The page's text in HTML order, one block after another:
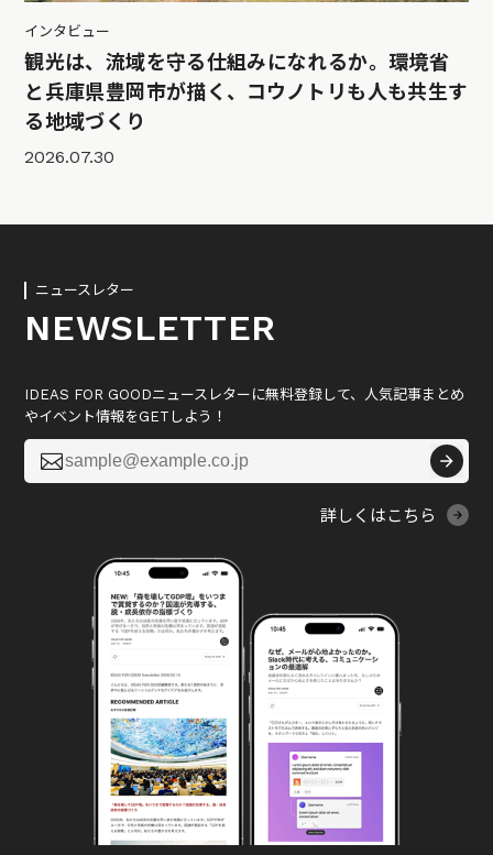
インタビュー
観光は、流域を守る仕組みになれるか。環境省
と兵庫県豊岡市が描く、コウノトリも人も共生す
る地域づくり
2026.07.30
ニュースレター
NEWSLETTER
IDEAS FOR GOODニュースレターに無料登録して、人気記事まとめ
やイベント情報をGETしよう！

詳しくはこちら